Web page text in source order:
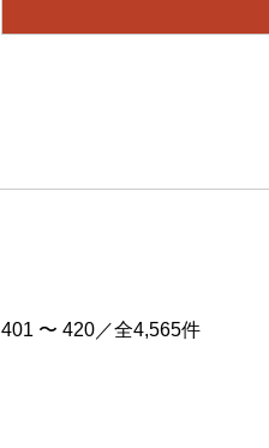
401 〜 420／全4,565件